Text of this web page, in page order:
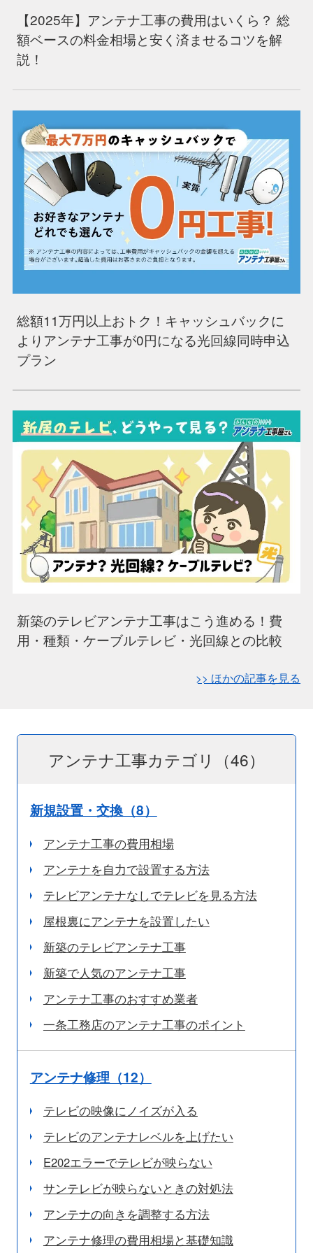
【2025年】アンテナ工事の費用はいくら？ 総
額ベースの料金相場と安く済ませるコツを解
説！
総額11万円以上おトク！キャッシュバックに
よりアンテナ工事が0円になる光回線同時申込
プラン
新築のテレビアンテナ工事はこう進める！費
用・種類・ケーブルテレビ・光回線との比較
>> ほかの記事を見る
アンテナ工事カテゴリ（46）
新規設置・交換（8）
アンテナ工事の費用相場
アンテナを自力で設置する方法
テレビアンテナなしでテレビを見る方法
屋根裏にアンテナを設置したい
新築のテレビアンテナ工事
新築で人気のアンテナ工事
アンテナ工事のおすすめ業者
一条工務店のアンテナ工事のポイント
アンテナ修理（12）
テレビの映像にノイズが入る
テレビのアンテナレベルを上げたい
E202エラーでテレビが映らない
サンテレビが映らないときの対処法
アンテナの向きを調整する方法
アンテナ修理の費用相場と基礎知識